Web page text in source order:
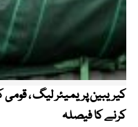
کرنے کا فیصلہ